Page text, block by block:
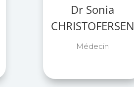
Dr Sonia
CHRISTOFERSEN
Médecin